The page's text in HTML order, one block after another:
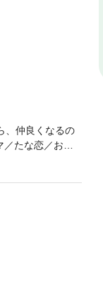
、仲良くなるの
たな恋／おま